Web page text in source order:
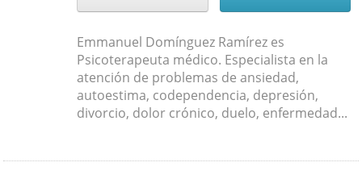
Emmanuel Domínguez Ramírez es
Psicoterapeuta médico. Especialista en la
atención de problemas de ansiedad,
autoestima, codependencia, depresión,
divorcio, dolor crónico, duelo, enfermedad...